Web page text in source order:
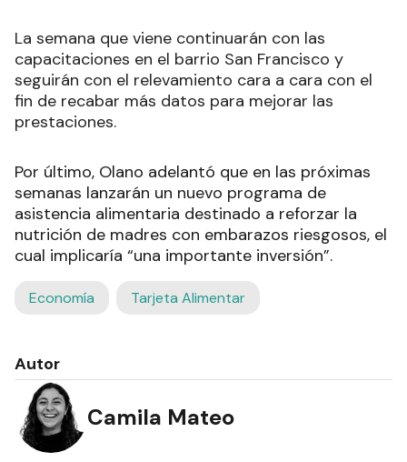
La semana que viene continuarán con las
capacitaciones en el barrio San Francisco y
seguirán con el relevamiento cara a cara con el
fin de recabar más datos para mejorar las
prestaciones.
Por último, Olano adelantó que en las próximas
semanas lanzarán un nuevo programa de
asistencia alimentaria destinado a reforzar la
nutrición de madres con embarazos riesgosos, el
cual implicaría “una importante inversión”.
Economía Tarjeta Alimentar
Autor
Camila Mateo